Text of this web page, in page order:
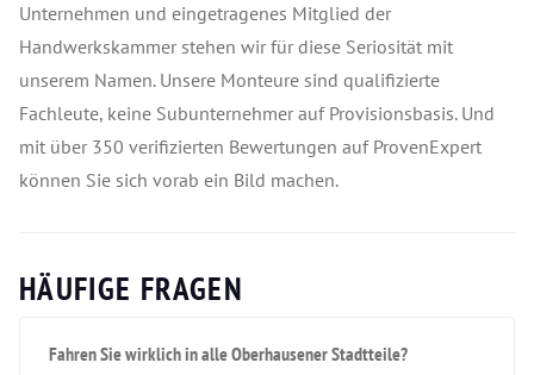
Unternehmen und eingetragenes Mitglied der
Handwerkskammer stehen wir für diese Seriosität mit
unserem Namen. Unsere Monteure sind qualifizierte
Fachleute, keine Subunternehmer auf Provisionsbasis. Und
mit über 350 verifizierten Bewertungen auf ProvenExpert
können Sie sich vorab ein Bild machen.
HÄUFIGE FRAGEN
Fahren Sie wirklich in alle Oberhausener Stadtteile?